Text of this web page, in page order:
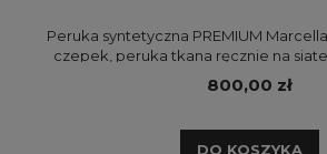
Peruka syntetyczna PREMIUM
czepek, peruka tkana ręcznie na
szary blond
800,00 zł
DO KOSZYKA